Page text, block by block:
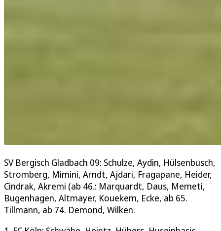
SV Bergisch Gladbach 09: Schulze, Aydin, Hülsenbusch,
Stromberg, Mimini, Arndt, Ajdari, Fragapane, Heider,
Cindrak, Akremi (ab 46.: Marquardt, Daus, Memeti,
Bugenhagen, Altmayer, Kouekem, Ecke, ab 65.
Tillmann, ab 74. Demond, Wilken.